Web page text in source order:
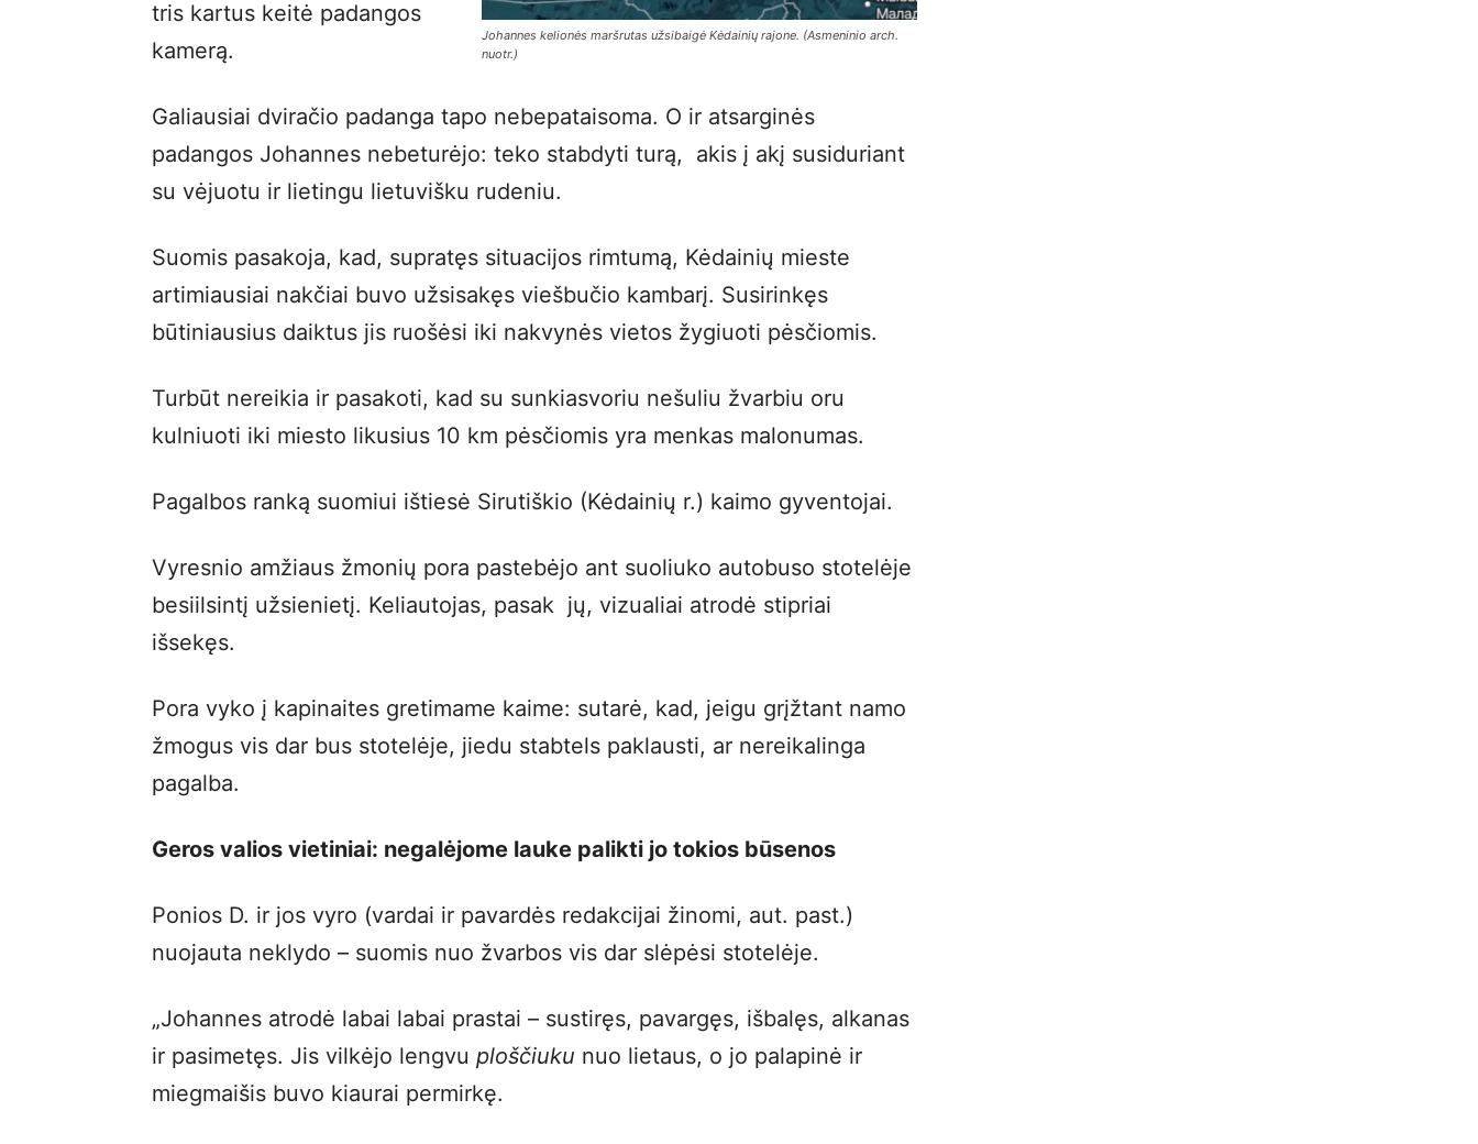
Johannes kelionės maršrutas užsibaigė Kėdainių rajone. (Asmeninio arch.
nuotr.)
tris kartus keitė padangos
kamerą.
Galiausiai dviračio padanga tapo nebepataisoma. O ir atsarginės
padangos Johannes nebeturėjo: teko stabdyti turą, akis į akį susiduriant
su vėjuotu ir lietingu lietuvišku rudeniu.
Suomis pasakoja, kad, supratęs situacijos rimtumą, Kėdainių mieste
artimiausiai nakčiai buvo užsisakęs viešbučio kambarį. Susirinkęs
būtiniausius daiktus jis ruošėsi iki nakvynės vietos žygiuoti pėsčiomis.
Turbūt nereikia ir pasakoti, kad su sunkiasvoriu nešuliu žvarbiu oru
kulniuoti iki miesto likusius 10 km pėsčiomis yra menkas malonumas.
Pagalbos ranką suomiui ištiesė Sirutiškio (Kėdainių r.) kaimo gyventojai.
Vyresnio amžiaus žmonių pora pastebėjo ant suoliuko autobuso stotelėje
besiilsintį užsienietį. Keliautojas, pasak jų, vizualiai atrodė stipriai
išsekęs.
Pora vyko į kapinaites gretimame kaime: sutarė, kad, jeigu grįžtant namo
žmogus vis dar bus stotelėje, jiedu stabtels paklausti, ar nereikalinga
pagalba.
Geros valios vietiniai: negalėjome lauke palikti jo tokios būsenos
Ponios D. ir jos vyro (vardai ir pavardės redakcijai žinomi, aut. past.)
nuojauta neklydo – suomis nuo žvarbos vis dar slėpėsi stotelėje.
„Johannes atrodė labai labai prastai – sustiręs, pavargęs, išbalęs, alkanas
ir pasimetęs. Jis vilkėjo lengvu ploščiuku nuo lietaus, o jo palapinė ir
miegmaišis buvo kiaurai permirkę.